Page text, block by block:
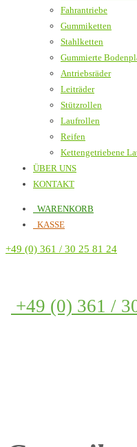
Fahrantriebe
Gummiketten
Stahlketten
Gummierte
Antriebsräder
Leiträder
Stützrollen
Laufrollen
Reifen
Kettengetriebene
ÜBER UNS
KONTAKT
WARENKORB
KASSE
+49 (0) 361 / 30 25 81 24
+49 (0) 361 /